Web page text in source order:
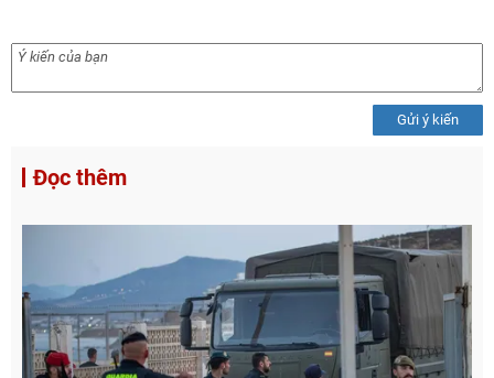
Gửi ý kiến
Đọc thêm